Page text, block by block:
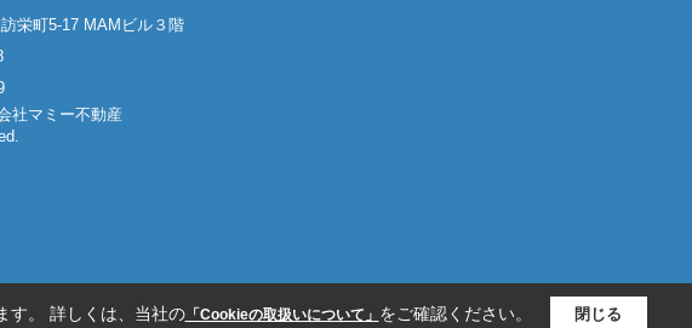
栄町5-17 MAMビル３階
社マミー不動産
す。 詳しくは、当社の「Cookieの取扱いについて」 をご確認ください。 閉じる